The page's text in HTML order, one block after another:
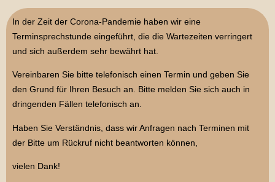
In der Zeit der Corona-Pandemie haben wir eine
Terminsprechstunde eingeführt, die die Wartezeiten verringert
und sich außerdem sehr bewährt hat.
Vereinbaren Sie bitte telefonisch einen Termin und geben Sie
den Grund für Ihren Besuch an. Bitte melden Sie sich auch in
dringenden Fällen telefonisch an.
Haben Sie Verständnis, dass wir Anfragen nach Terminen mit
der Bitte um Rückruf nicht beantworten können,
vielen Dank!